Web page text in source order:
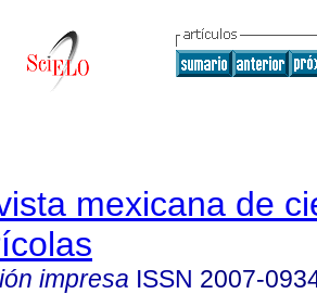
mexicana de
impresa ISSN 2007-